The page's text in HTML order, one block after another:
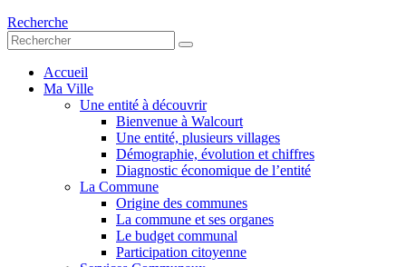
Recherche
Accueil
Ma Ville
Une entité à découvrir
Bienvenue à Walcourt
Une entité, plusieurs villages
Démographie, évolution et chiffres
Diagnostic économique de l’entité
La Commune
Origine des communes
La commune et ses organes
Le budget communal
Participation citoyenne